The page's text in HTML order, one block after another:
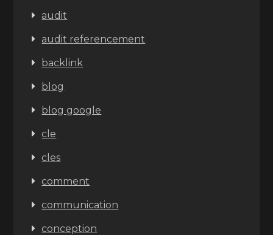
audit
audit referencement
backlink
blog
blog google
cle
cles
comment
communication
conception